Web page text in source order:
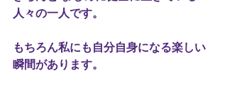
人々の一人です。
もちろん私にも自分自身になる楽しい
瞬間があります。